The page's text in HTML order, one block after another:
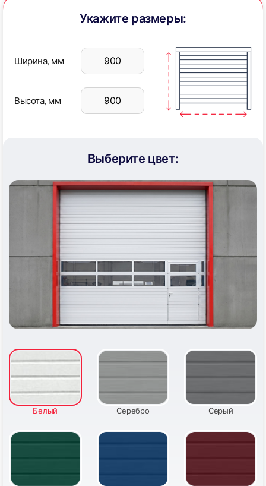
9 10
12
13
Укажите размеры:
Ширина, мм
Высота, мм
Белый Серебро Серый
Выберите цвет: